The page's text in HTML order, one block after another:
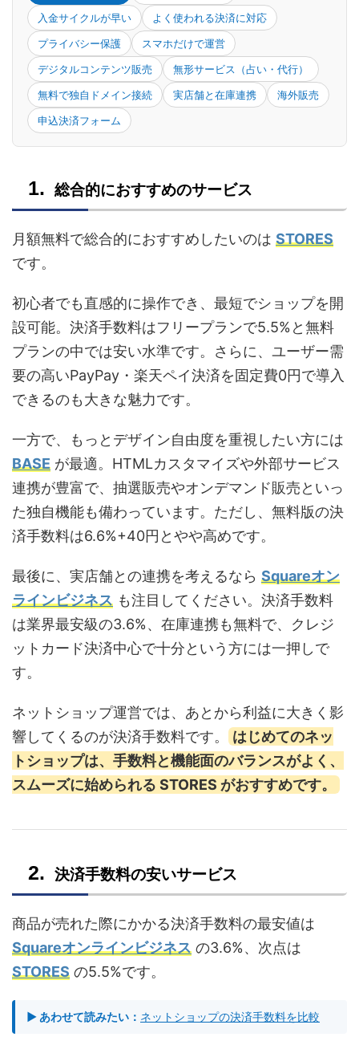
入金サイクルが早い
よく使われる決済に対応
プライバシー保護
スマホだけで運営
デジタルコンテンツ販売
無形サービス（占い・代行）
無料で独自ドメイン接続
実店舗と在庫連携
海外販売
申込決済フォーム
総合的におすすめのサービス
月額無料で総合的におすすめしたいのは STORES
です。
初心者でも直感的に操作でき、最短でショップを開
設可能。決済手数料はフリープランで5.5%と無料
プランの中では安い水準です。さらに、ユーザー需
要の高いPayPay・楽天ペイ決済を固定費0円で導入
できるのも大きな魅力です。
一方で、もっとデザイン自由度を重視したい方には
BASE が最適。HTMLカスタマイズや外部サービス
連携が豊富で、抽選販売やオンデマンド販売といっ
た独自機能も備わっています。ただし、無料版の決
済手数料は6.6%+40円とやや高めです。
最後に、実店舗との連携を考えるなら Squareオン
ラインビジネス も注目してください。決済手数料
は業界最安級の3.6%、在庫連携も無料で、クレジ
ットカード決済中心で十分という方には一押しで
す。
ネットショップ運営では、あとから利益に大きく影
響してくるのが決済手数料です。
はじめてのネッ
トショップは、手数料と機能面のバランスがよく、
スムーズに始められる STORES がおすすめです。
決済手数料の安いサービス
商品が売れた際にかかる決済手数料の最安値は
Squareオンラインビジネス の3.6%、次点は
STORES の5.5%です。
▶ あわせて読みたい： ネットショップの決済手数料を比較